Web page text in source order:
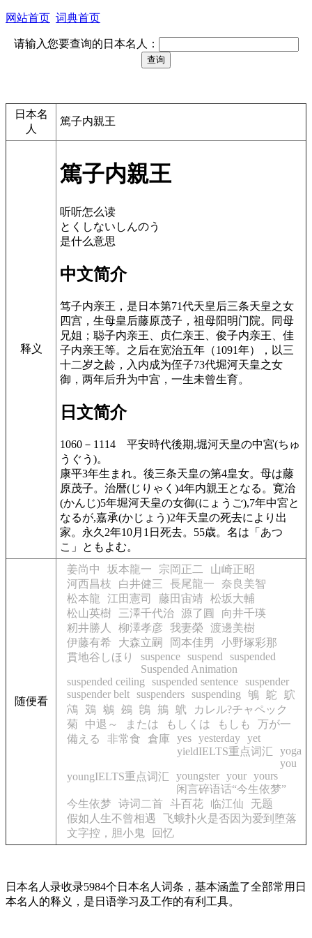
网站首页 词典首页
请输入您要查询的日本名人：
日本名
人
篤子内親王
释义
篤子内親王
听听怎么读
とくしないしんのう
是什么意思
中文简介
笃子内亲王，是日本第71代天皇后三条天皇之女
四宫，生母皇后藤原茂子，祖母阳明门院。同母
兄姐；聪子内亲王、贞仁亲王、俊子内亲王、佳
子内亲王等。之后在宽治五年（1091年），以三
十二岁之龄，入内成为侄子73代堀河天皇之女
御，两年后升为中宫，一生未曾生育。
日文简介
1060－1114 平安時代後期,堀河天皇の中宮(ちゅ
うぐう)。
康平3年生まれ。後三条天皇の第4皇女。母は藤
原茂子。治暦(じりゃく)4年内親王となる。寛治
(かんじ)5年堀河天皇の女御(にょうご),7年中宮と
なるが,嘉承(かじょう)2年天皇の死去により出
家。永久2年10月1日死去。55歳。名は「あつ
こ」ともよむ。
随便看
姜尚中 坂本龍一 宗岡正二
山崎正昭
河西昌枝
白井健三 長尾龍一
奈良美智
松本龍
江田憲司 藤田宙靖
松坂大輔
松山英樹
三澤千代治 源了圓
向井千瑛
籾井勝人
柳澤孝彦 我妻榮
渡邊美樹
伊藤有希
大森立嗣 岡本佳男
小野塚彩那
貫地谷しほり
suspence suspend
suspended
Suspended Animation
suspended ceiling
suspended sentence suspender
suspender belt suspenders suspending 鴝 鴕
鴥
鴪
鴱 鴢 鴓 鵖 鴘 鴏
カレル?チャペック
菊
中退～ または もしくは もしも
万が一
備える
非常食 倉庫 yes yesterday yet
yieldIELTS重点词汇
yoga
you
youngIELTS重点词汇
youngster your yours
闲言碎语话“今生依梦”
今生依梦
诗词二首 斗百花 临江仙
无题
假如人生不曾相遇
飞蛾扑火是否因为爱到堕落
文字控，胆小鬼
回忆
日本名人录收录5984个日本名人词条，基本涵盖了全部常用日
本名人的释义，是日语学习及工作的有利工具。